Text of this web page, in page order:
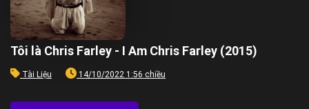
Tôi là Chris Farley - I Am Chris Farley (2015)
Tài Liệu 14/10/2022 1:56 chiều